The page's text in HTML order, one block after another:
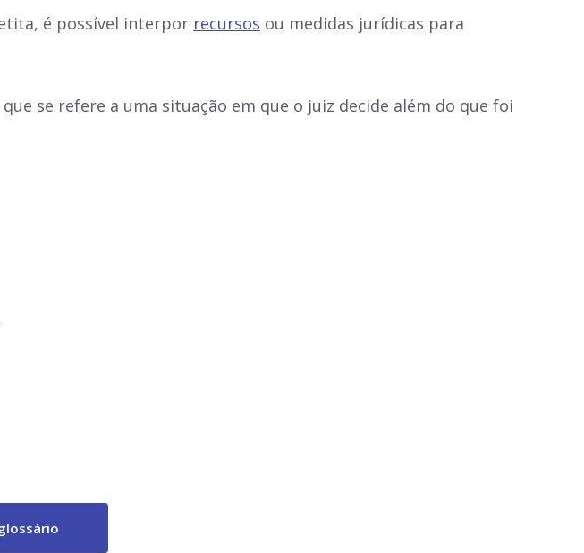
é possível interpor recursos ou medidas jurídicas para
se refere a uma situação em que o juiz decide além do que foi